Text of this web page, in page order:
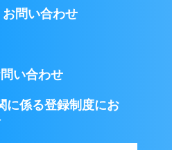
なわないものとします｡
情報を登録する行為
譲渡などして、プリーマ
お問い合わせ
い合わせ
に係る登録制度にお